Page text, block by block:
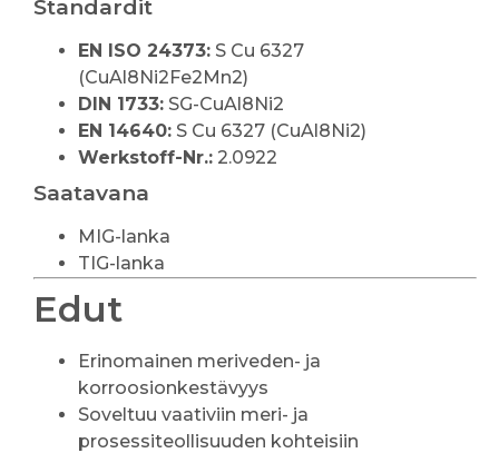
Standardit
EN ISO 24373: S Cu 6327
(CuAl8Ni2Fe2Mn2)
DIN 1733: SG-CuAl8Ni2
EN 14640: S Cu 6327 (CuAl8Ni2)
Werkstoff-Nr.: 2.0922
Saatavana
MIG-lanka
TIG-lanka
Edut
Erinomainen meriveden- ja
korroosionkestävyys
Soveltuu vaativiin meri- ja
prosessiteollisuuden kohteisiin